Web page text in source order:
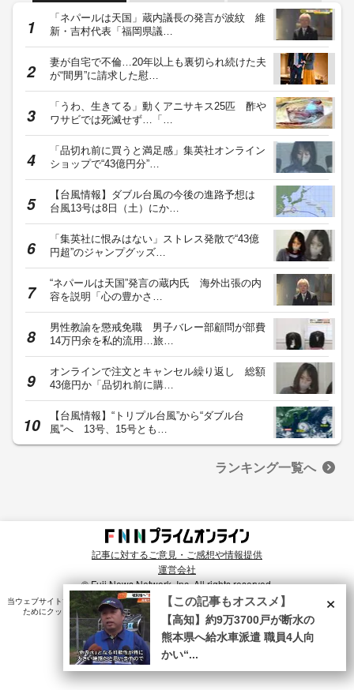
「ネパールは天国」蔵内議長の発言が波紋 維
新・吉村代表「福岡県議…
妻が自宅で不倫…20年以上も裏切られ続けた夫
が“間男”に請求した慰…
「うわ、生きてる」動くアニサキス25匹 酢や
ワサビでは死滅せず…「…
「品切れ前に買うと満足感」集英社オンライン
ショップで“43億円分”…
【台風情報】ダブル台風の今後の進路予想は
台風13号は8日（土）にか…
「集英社に恨みはない」ストレス発散で“43億
円超”のジャンプグッズ…
“ネパールは天国”発言の蔵内氏 海外出張の内
容を説明「心の豊かさ…
男性教諭を懲戒免職 男子バレー部顧問が部費
14万円余を私的流用…旅…
オンラインで注文とキャンセル繰り返し 総額
43億円か「品切れ前に購…
【台風情報】“トリプル台風”から“ダブル台
風”へ 13号、15号とも…
ランキング一覧へ
記事に対するご意見・ご感想や情報提供
運営会社
© Fuji News Network, Inc. All rights reserved.
当ウェブサイトでは、ユーザのニーズ・興味・関⼼に合致したコンテンツや広告配信を提供する
ためにクッキーを使⽤しています。詳細は、
プライバシーポリシー をご確認ください。×
【この記事もオススメ】
【高知】約9万3700戸が断水の
熊本県へ給水車派遣 職員4人向
かい“...